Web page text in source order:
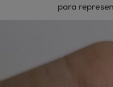
para